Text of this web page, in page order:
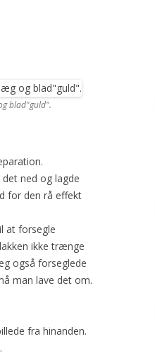
blad"guld".
ned og lagde
for den rå effekt
at forsegle
ikke trænge
også forseglede
man lave det om.
fra hinanden.